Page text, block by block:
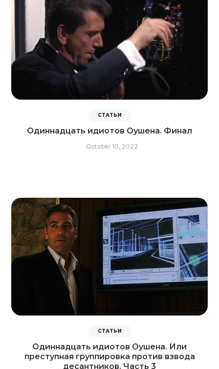
СТАТЬИ
Одиннадцать идиотов Оушена. Финал
October 10, 2022
СТАТЬИ
Одиннадцать идиотов Оушена. Или
преступная группировка против взвода
десантников. Часть 3